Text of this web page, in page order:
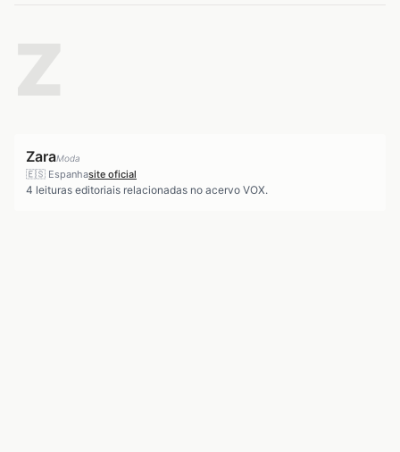
ZaraModa
🇪🇸 Espanhasite oficial
4 leituras editoriais relacionadas no acervo VOX.